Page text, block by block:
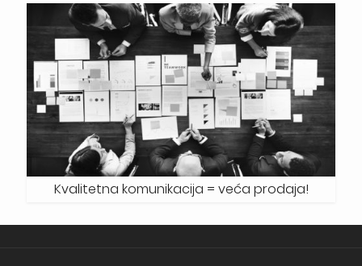
Kvalitetna komunikacija = veća prodaja!